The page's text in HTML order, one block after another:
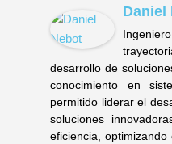
Daniel
desarrollo de
conocimiento en
permitido liderar el
soluciones
eficiencia,